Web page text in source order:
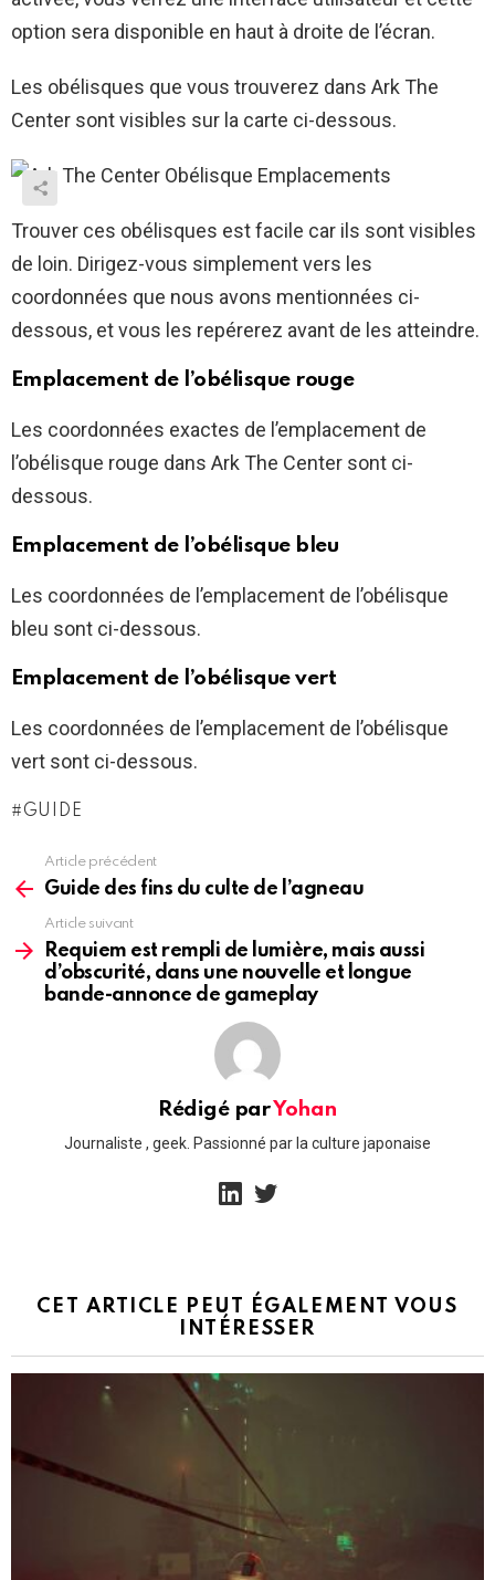
option sera disponible en haut à droite de l’écran.
Les obélisques que vous trouverez dans Ark The
Center sont visibles sur la carte ci-dessous.
Trouver ces obélisques est facile car ils sont visibles
de loin. Dirigez-vous simplement vers les
coordonnées que nous avons mentionnées ci-
dessous, et vous les repérerez avant de les atteindre.
Emplacement de l’obélisque rouge
Les coordonnées exactes de l’emplacement de
l’obélisque rouge dans Ark The Center sont ci-
dessous.
Emplacement de l’obélisque bleu
Les coordonnées de l’emplacement de l’obélisque
bleu sont ci-dessous.
Emplacement de l’obélisque vert
Les coordonnées de l’emplacement de l’obélisque
vert sont ci-dessous.
GUIDE
more
Article précédent
Guide des fins du culte de l’agneau
Article suivant
Requiem est rempli de lumière, mais aussi
d’obscurité, dans une nouvelle et longue
bande-annonce de gameplay
Rédigé parYohan
Journaliste , geek. Passionné par la culture japonaise
linkedin
CET ARTICLE PEUT ÉGALEMENT VOUS
INTÉRESSER